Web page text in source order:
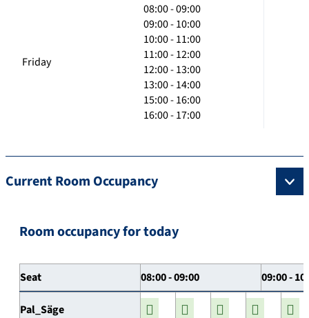
Friday
08:00 - 09:00
09:00 - 10:00
10:00 - 11:00
11:00 - 12:00
12:00 - 13:00
13:00 - 14:00
15:00 - 16:00
16:00 - 17:00
Current Room Occupancy
Room occupancy for today
Seat 08:00 - 09:00 09:00 -
Pal_Säge